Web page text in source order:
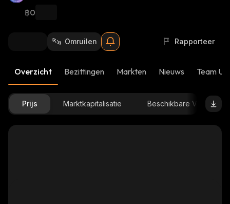
฿0
Omruilen Rapporteer
Overzicht Bezittingen Markten Nieuws Team
Prijs Marktkapitalisatie Beschikbare Voorraad